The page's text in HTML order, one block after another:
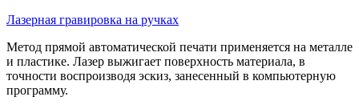
Лазерная гравировка на ручках
Метод прямой автоматической печати применяется на металле
и пластике. Лазер выжигает поверхность материала, в
точности воспроизводя эскиз, занесенный в компьютерную
программу.